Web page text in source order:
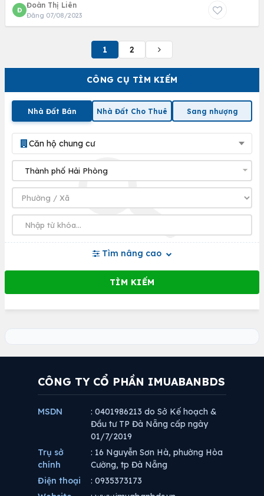
CÔNG CỤ TÌM KIẾM
Nhà Đất Bán Nhà Đất Cho Thuê Sang nhượng
Căn hộ chung cư
Tìm nâng cao
Đ
Đoàn Thị Liên
Đăng 07/08/2023
1 2
CÔNG TY CỔ PHẦN IMUABANBDS
MSDN
: 0401986213 do Sở Kế hoạch &
Đầu tư TP Đà Nẵng cấp ngày
01/7/2019
Trụ sở
chính
: 16 Nguyễn Sơn Hà, phường Hòa
Cường, tp Đà Nẵng
Điện thoại
: 0935373173